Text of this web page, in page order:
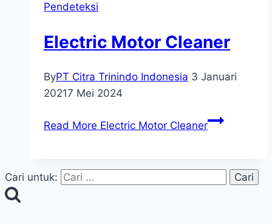
Pendeteksi
Electric Motor Cleaner
ByPT Citra Trinindo Indonesia 3 Januari
20217 Mei 2024
Read More Electric Motor Cleaner
Cari untuk: